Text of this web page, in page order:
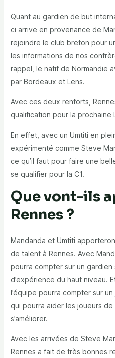
Quant au gardien de but
ci arrive en provenance de
rejoindre le club breton pour
les informations de nos
rappel, le natif de Normandie
par Bordeaux et Lens.
Avec ces deux renforts,
qualification pour la prochaine
En effet, avec un Umtiti en
expérimenté comme Steve
ce qu’il faut pour faire une
se qualifier pour la C1.
Que vont-ils
Rennes ?
Mandanda et Umtiti
de talent à Rennes. Avec
pourra compter sur un
d’expérience du haut niveau.
l’équipe pourra compter sur
qui pourra aider les joueurs
s’améliorer.
Avec les arrivées de Steve
Rennes a fait de très bonnes